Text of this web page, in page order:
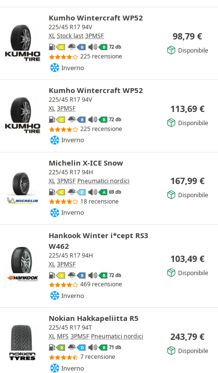
Kumho Wintercraft WP52
225/45 R17 94V
XL Stock last 3PMSF
C B B 72 db
225 recensione
Inverno
98,79 €
Disponibile
Kumho Wintercraft WP52
225/45 R17 94V
XL 3PMSF
C B B 72 db
225 recensione
Inverno
113,69 €
Disponibile
Michelin X-ICE Snow
225/45 R17 94H
XL 3PMSF Pneumatici nordici
C E A 69 db
18 recensione
Inverno
167,99 €
Disponibile
Hankook Winter i*cept RS3
W462
225/45 R17 94H
XL 3PMSF
C B B 72 db
469 recensione
Inverno
103,49 €
Disponibile
Nokian Hakkapeliitta R5
225/45 R17 94T
XL MFS 3PMSF Pneumatici nordici
B D B 71 db
7 recensione
Inverno
243,79 €
Disponibile